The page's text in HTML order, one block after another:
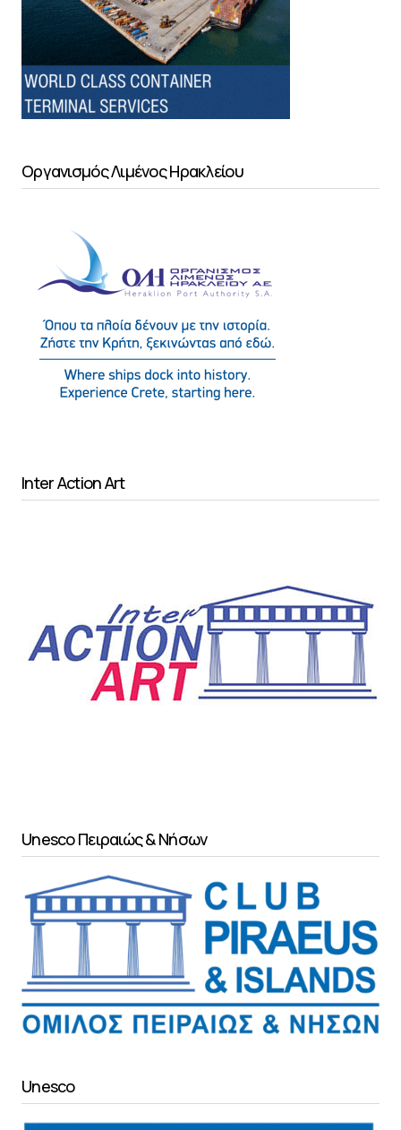
Οργανισμός Λιμένος Ηρακλείου
Inter Action Art
Unesco Πειραιώς & Νήσων
Unesco